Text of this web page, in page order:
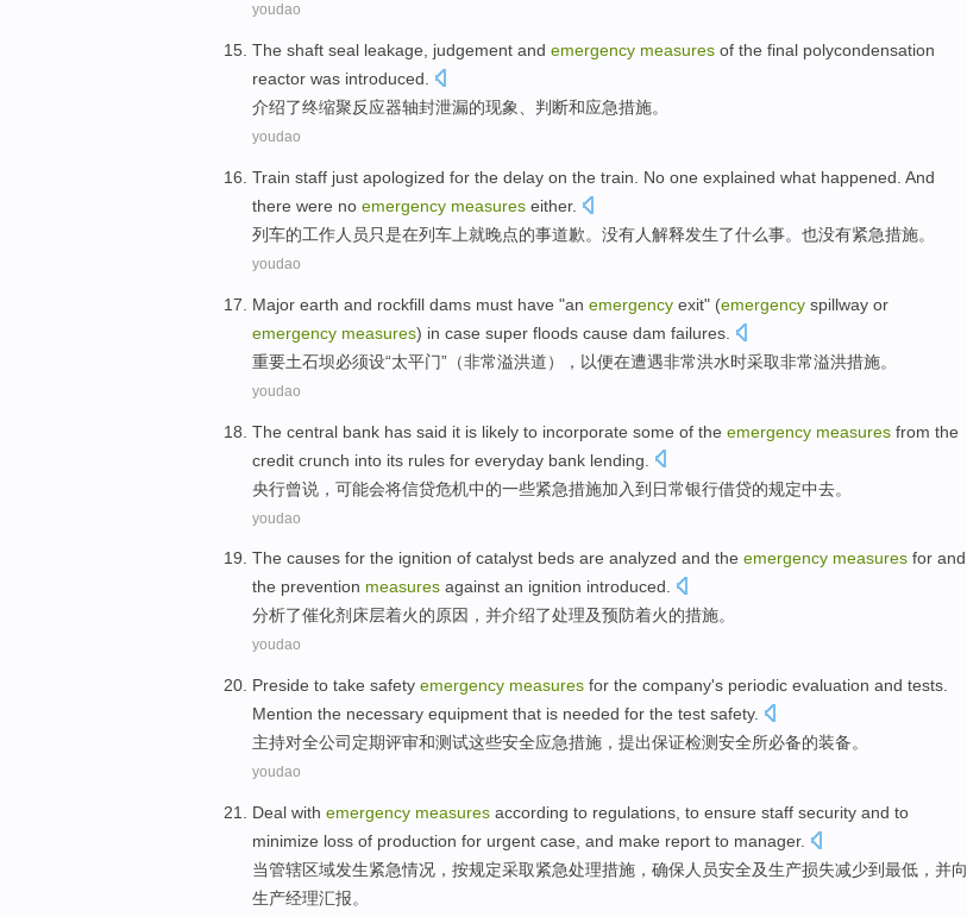
youdao
The shaft seal leakage judgement and emergency measures of the final polycondensation
reactor was introduced
介绍了终缩聚反应器轴封泄漏的现象、 判断和应急措施。
youdao
Train staff just apologized for the delay on the train. No one explained what happened . And
there were no emergency measures either.
列车的工作人员只是在列车上就晚点的事道歉。 没有人解释发生了什么事。 也没有紧急措施。
youdao
Major earth and rockfill dams must have "an emergency exit" (emergency spillway or
emergency measures) in case super floods cause dam failures.
重要土石坝必须设“太平门”（非常溢洪道），以便在遭遇非常洪水时采取非常溢洪措施。
youdao
The central bank has said it is likely to incorporate some of the emergency measures from the
credit crunch into its rules for everyday bank lending.
央行曾说 ， 可能会将信贷危机中的一些紧急措施加入到日常银行借贷的规定中去。
youdao
The causes for the ignition of catalyst beds are analyzed and the emergency measures for and
the prevention measures against an ignition introduced.
分析了催化剂 床层着火的原因 ， 并介绍了处理及预防着火的措施。
youdao
Preside to take safety emergency measures for the company's periodic evaluation and tests
Mention the necessary equipment that is needed for the test safety.
主持对全公司 定期评审和测试这些安全应急措施 ， 提出保证检测安全所必备的装备。
youdao
Deal with emergency measures according to regulations to ensure staff security and to
minimize loss of production for urgent case and make report to manager.
当管辖区域发生紧急情况 ， 按规定采取紧急处理措施 ， 确保 人员安全及生产损失减少到最低， 并向
生产经理汇报。